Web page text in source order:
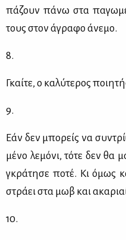
πά­ζουν πά­νω στα
τους στον άγρα­φο άνε­μο.
8.
Γκαί­τε, ο κα­λύ­τε­ρος
9.
Εάν δεν μπο­ρείς να
μέ­νο λε­μό­νι, τό­τε δεν θα
γκρά­τη­σε πο­τέ. Κι όμως
στρά­ει στα μωβ και
10.